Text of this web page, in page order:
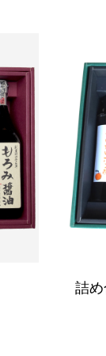
詰め